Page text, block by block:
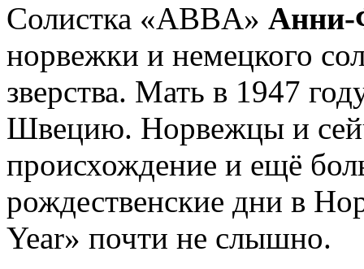
Солистка «ABBA» Анни-
норвежки и немецкого
зверства. Мать в 1947
Швецию. Норвежцы и
происхождение и ещё
рождественские дни в
Year» почти не слышно.